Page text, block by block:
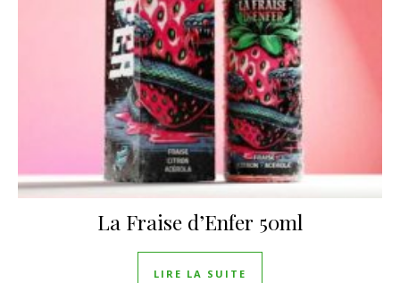
La Fraise d’Enfer 50ml
LIRE LA SUITE